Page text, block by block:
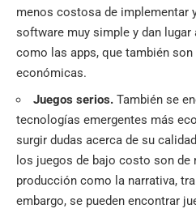
menos costosa de implementar
software muy simple y dan lugar
como las apps, que también
económicas.
Juegos serios. También se
tecnologías emergentes más
surgir dudas acerca de su
los juegos de bajo costo son de
producción como la narrativa,
embargo, se pueden encontrar